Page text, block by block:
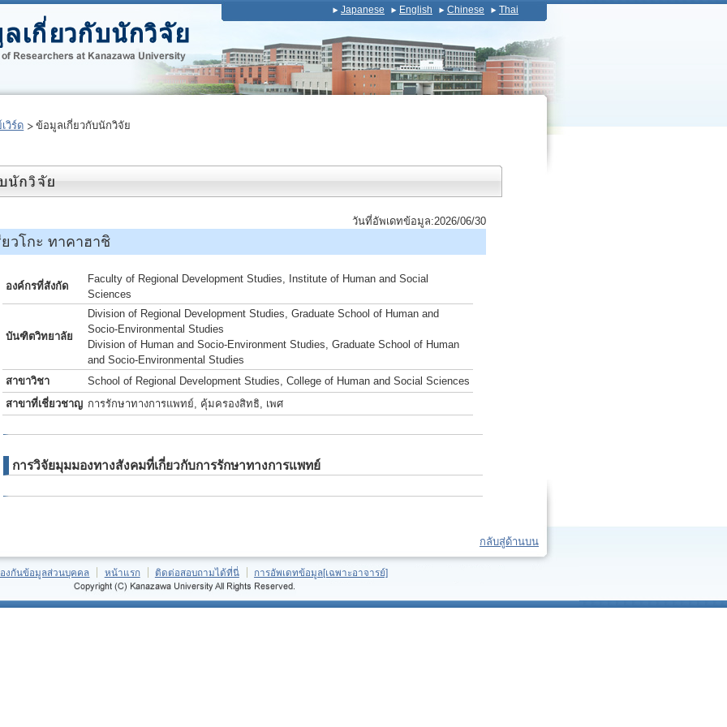
Japanese English Chinese Thai
วิร์ด ข้อมูลเกี่ยวกับนักวิจัย
วันที่อัพเดทข้อมูล:2026/06/30
วโกะ ทาคาฮาชิ
องค์กรที่สังกัด
Faculty of Regional Development Studies, Institute of Human and Social
Sciences
บันฑิตวิทยาลัย
Division of Regional Development Studies, Graduate School of Human and
Socio-Environmental Studies
Division of Human and Socio-Environment Studies, Graduate School of Human
and Socio-Environmental Studies
สาขาวิชา
School of Regional Development Studies, College of Human and Social Sciences
สาขาที่เชี่ยวชาญ การรักษาทางการแพทย์, คุ้มครองสิทธิ, เพศ
การวิจัยมุมมองทางสังคมที่เกี่ยวกับการรักษาทางการแพทย์
กลับสู่ด้านบน
งกันข้อมูลส่วนบุคคล หน้าแรก ติดต่อสอบถามได้ที่นี่ การอัพเดทข้อมูล[เฉพาะอาจารย์]